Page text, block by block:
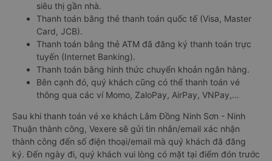
siêu thị gần nhà.
Thanh toán bằng thẻ thanh toán quốc tế (Visa, Master
Card, JCB).
Thanh toán bằng thẻ ATM đã đăng ký thanh toán trực
tuyến (Internet Banking).
Thanh toán bằng hình thức chuyển khoản ngân hàng.
Bên cạnh đó, quý khách cũng có thể thanh toán vé
thông qua các ví Momo, ZaloPay, AirPay, VNPay,…
Sau khi thanh toán vé xe khách Lâm Đồng Ninh Sơn - Ninh
Thuận thành công, Vexere sẽ gửi tin nhắn/email xác nhận
thành công đến số điện thoại/email mà quý khách đã đăng
ký. Đến ngày đi, quý khách vui lòng có mặt tại điểm đón trước